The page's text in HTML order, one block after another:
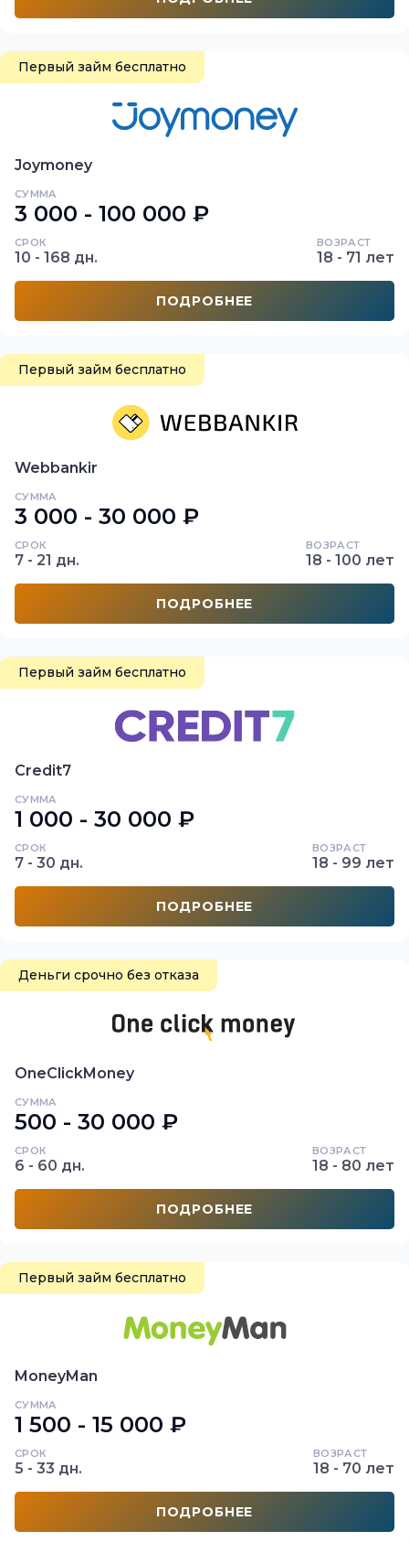
Первый займ бесплатно
Joymoney
СУММА
3 000 - 100 000 ₽
СРОК
10 - 168 дн.
ВОЗРАСТ
18 - 71 лет
ПОДРОБНЕЕ
Первый займ бесплатно
Webbankir
СУММА
3 000 - 30 000 ₽
СРОК
7 - 21 дн.
ВОЗРАСТ
18 - 100 лет
ПОДРОБНЕЕ
Первый займ бесплатно
Credit7
СУММА
1 000 - 30 000 ₽
СРОК
7 - 30 дн.
ВОЗРАСТ
18 - 99 лет
ПОДРОБНЕЕ
Деньги срочно без отказа
OneClickMoney
СУММА
500 - 30 000 ₽
СРОК
6 - 60 дн.
ВОЗРАСТ
18 - 80 лет
ПОДРОБНЕЕ
Первый займ бесплатно
MoneyMan
СУММА
1 500 - 15 000 ₽
СРОК
5 - 33 дн.
ВОЗРАСТ
18 - 70 лет
ПОДРОБНЕЕ